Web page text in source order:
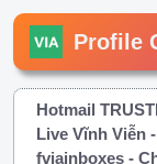
Profile
Hotmail
Live Vĩnh Viễn
fviainboxes -